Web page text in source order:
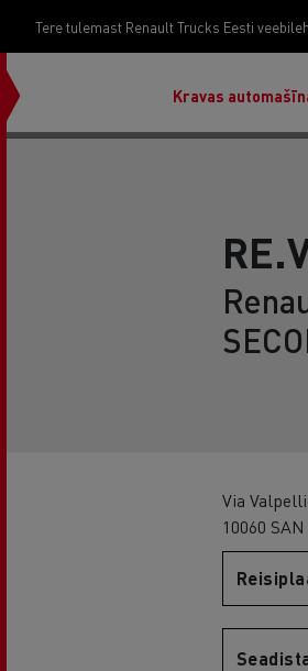
Tere tulemast Renault Trucks Eesti
Kravas
Renault Trucks D
Via
10060